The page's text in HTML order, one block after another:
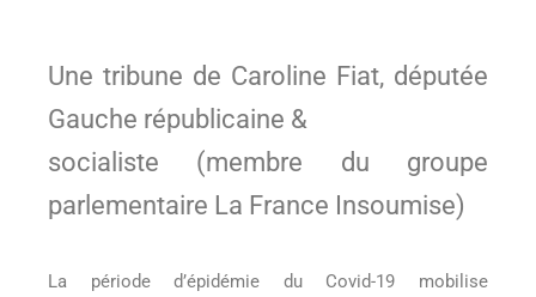
Une tribune de Caroline Fiat, députée
Gauche républicaine &
socialiste (membre du groupe
parlementaire La France Insoumise)
La période d’épidémie du Covid-19 mobilise